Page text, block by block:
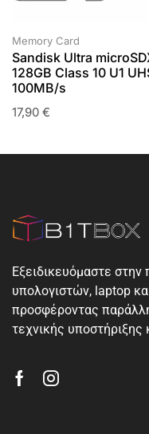
Memory Card
Sandisk Ultra
128GB Class 10 U1
100MB/s
17,90 €
Εξειδικευόμαστε
υπολογιστών, laptop
προσφέροντας
τεχνικής υποστήριξης